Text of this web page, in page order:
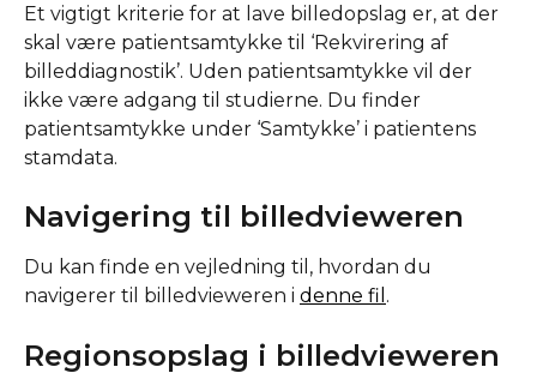
Et vigtigt kriterie for at lave billedopslag er, at der
skal være patientsamtykke til ‘Rekvirering af
billeddiagnostik’. Uden patientsamtykke vil der
ikke være adgang til studierne. Du finder
patientsamtykke under ‘Samtykke’ i patientens
stamdata.
Navigering til billedvieweren
Du kan finde en vejledning til, hvordan du
navigerer til billedvieweren i denne fil .
Regionsopslag i billedvieweren